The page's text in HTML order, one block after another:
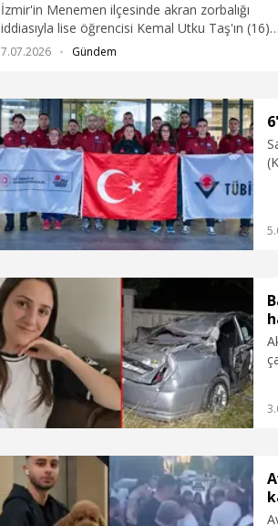
İzmir'in Menemen ilçesinde akran zorbalığı
iddiasıyla lise öğrencisi Kemal Utku Taş'ın (16)
hayatını kaybettiği metruk binanın yıkılmasına
7.07.2026 Gündem